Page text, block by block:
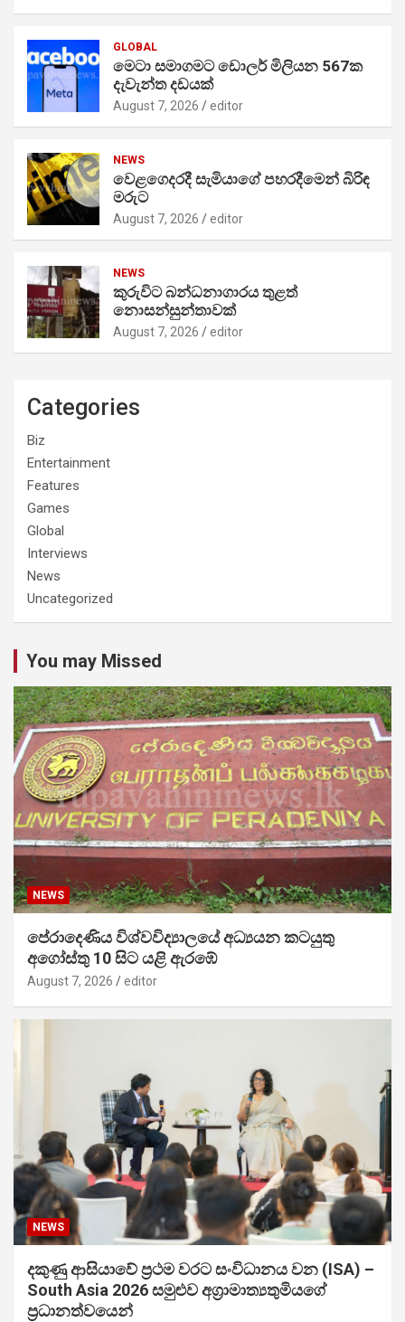
GLOBAL
මෙටා සමාගමට ඩොලර් මිලියන 567ක
දැවැන්ත දඩයක්
August 7, 2026 editor
NEWS
වෙළගෙදරදී සැමියාගේ පහරදීමෙන් බිරිඳ
මරුට
August 7, 2026 editor
NEWS
කුරුවිට බන්ධනාගාරය තුළත්
නොසන්සුන්තාවක්
August 7, 2026 editor
Categories
Biz
Entertainment
Features
Games
Global
Interviews
News
Uncategorized
You may Missed
NEWS
පේරාදෙණිය විශ්වවිද්‍යාලයේ අධ්‍යයන කටයුතු
අගෝස්තු 10 සිට යළි ඇරඹේ
August 7, 2026 editor
NEWS
දකුණු ආසියාවේ ප්‍රථම වරට සංවිධානය වන (ISA) –
South Asia 2026 සමුළුව අග්‍රාමාත්‍යතුමියගේ
ප්‍රධානත්වයෙන්